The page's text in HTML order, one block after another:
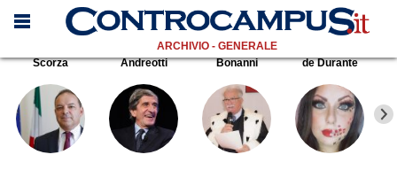
ARCHIVIO - GENERALE
Scorza
Andreotti Bonanni de Durante